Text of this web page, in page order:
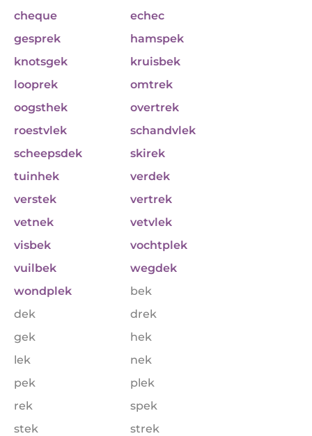
cheque
echec
gesprek
hamspek
knotsgek
kruisbek
looprek
omtrek
oogsthek
overtrek
roestvlek
schandvlek
scheepsdek
skirek
tuinhek
verdek
verstek
vertrek
vetnek
vetvlek
visbek
vochtplek
vuilbek
wegdek
wondplek
bek
dek
drek
gek
hek
lek
nek
pek
plek
rek
spek
stek
strek